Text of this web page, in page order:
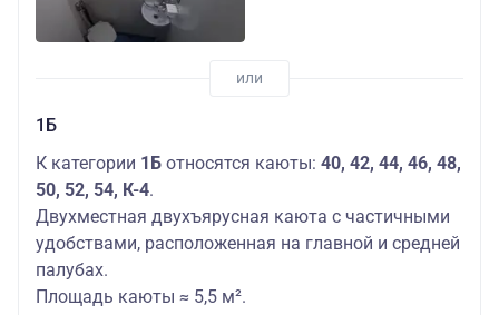
1Б
К категории 1Б относятся каюты: 40, 42, 44, 46, 48,
50, 52, 54, К-4.
Двухместная двухъярусная каюта с частичными
удобствами, расположенная на главной и средней
палубах.
Площадь каюты ≈ 5,5 м².